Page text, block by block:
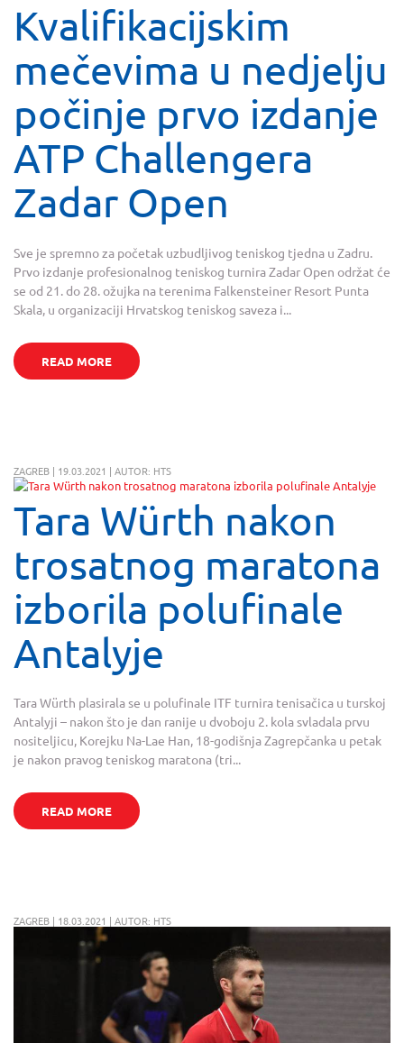
Kvalifikacijskim
mečevima u nedjelju
počinje prvo izdanje
ATP Challengera
Zadar Open
Sve je spremno za početak uzbudljivog teniskog tjedna u Zadru.
Prvo izdanje profesionalnog teniskog turnira Zadar Open održat će
se od 21. do 28. ožujka na terenima Falkensteiner Resort Punta
Skala, u organizaciji Hrvatskog teniskog saveza i...
READ MORE
ZAGREB | 19.03.2021 | AUTOR: HTS
Tara Würth nakon
trosatnog maratona
izborila polufinale
Antalyje
Tara Würth plasirala se u polufinale ITF turnira tenisačica u turskoj
Antalyji – nakon što je dan ranije u dvoboju 2. kola svladala prvu
nositeljicu, Korejku Na-Lae Han, 18-godišnja Zagrepčanka u petak
je nakon pravog teniskog maratona (tri...
READ MORE
ZAGREB | 18.03.2021 | AUTOR: HTS